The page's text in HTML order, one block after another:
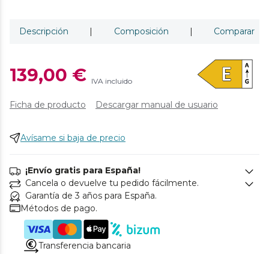
Descripción | Composición | Comparar
139,00 € IVA incluido
Ficha de producto Descargar manual de usuario
Avísame si baja de precio
¡Envío gratis para España!
Cancela o devuelve tu pedido fácilmente.
Garantía de 3 años para España.
Métodos de pago.
Transferencia bancaria